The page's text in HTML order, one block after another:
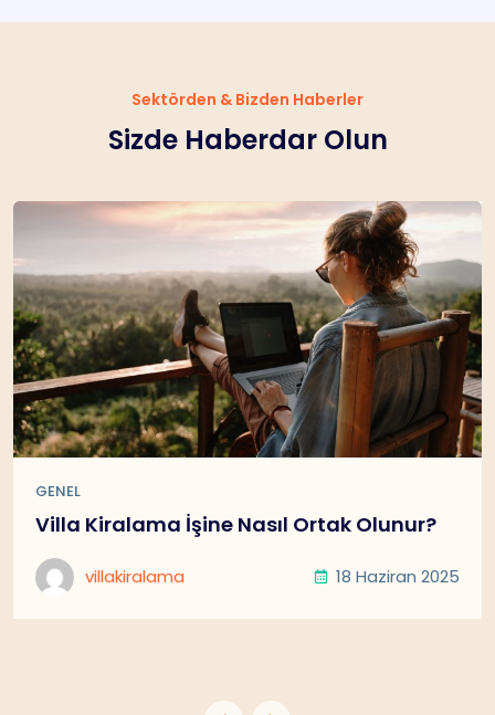
Sektörden & Bizden Haberler
Sizde Haberdar Olun
GENEL
Villa Kiralama İşine Nasıl Ortak Olunur?
villakiralama 18 Haziran 2025